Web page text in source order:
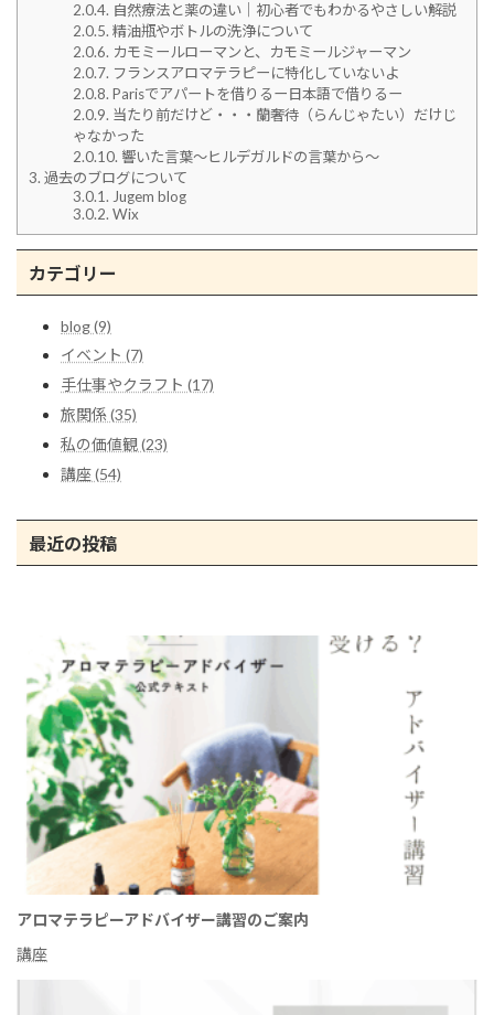
2.0.4. 自然療法と薬の違い｜初心者でもわかるやさしい解説
2.0.5. 精油瓶やボトルの洗浄について
2.0.6. カモミールローマンと、カモミールジャーマン
2.0.7. フランスアロマテラピーに特化していないよ
2.0.8. Parisでアパートを借りるー日本語で借りるー
2.0.9. 当たり前だけど・・・蘭奢待（らんじゃたい）だけじ
ゃなかった
2.0.10. 響いた言葉～ヒルデガルドの言葉から～
3. 過去のブログについて
3.0.1. Jugem blog
3.0.2. Wix
カテゴリー
blog (9)
イベント (7)
手仕事やクラフト (17)
旅関係 (35)
私の価値観 (23)
講座 (54)
最近の投稿
アロマテラピーアドバイザー講習のご案内
講座